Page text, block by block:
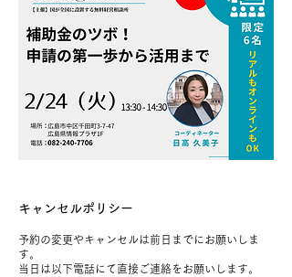
キャンセルポリシー
予約の変更やキャンセルは前日までにお願いしま
す。
当日は以下電話にて直接ご連絡をお願いします。